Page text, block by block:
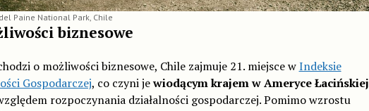
Paine National Park, Chile
biznesowe
o możliwości biznesowe, Chile zajmuje 21. miejsce wIndeksie
Gospodarczej, co czyni jewiodącym krajem w Ameryce Łacińskiej
rozpoczynania działalności gospodarczej. Pomimo wzrostu